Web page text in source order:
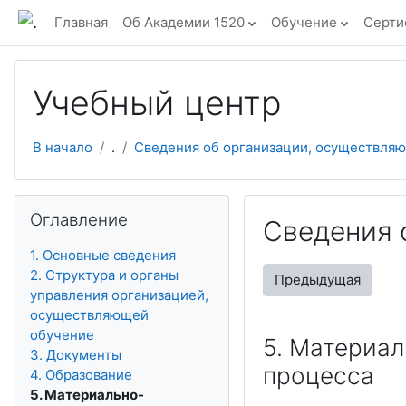
Перейти к основному содержанию
Главная Об Академии 1520 Обучение
Учебный центр
В начало . Сведения об организации,
Сведения
Предыдущая
5.
процесса
Оглавление
1. Основные сведения
2. Структура и органы
управления организацией,
осуществляющей
обучение
3. Документы
4. Образование
5. Материально-